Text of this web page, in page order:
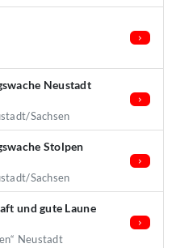
Neustadt
Sachsen
Stolpen
Sachsen
und gute Laune
Neustadt